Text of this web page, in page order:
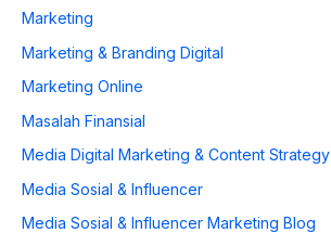
Marketing
Marketing & Branding Digital
Marketing Online
Masalah Finansial
Media Digital Marketing & Content Strategy
Media Sosial & Influencer
Media Sosial & Influencer Marketing Blog